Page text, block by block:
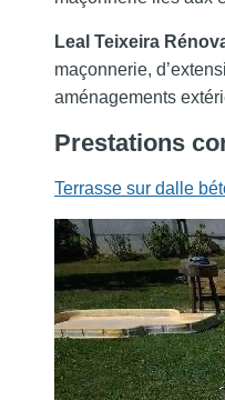
Leal Teixeira
maçonnerie,
aménagements
Prestations
Terrasse sur dalle